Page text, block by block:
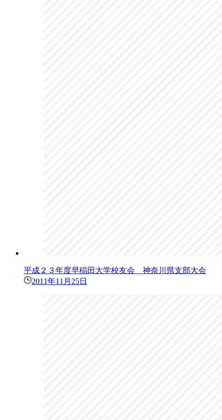
平成２３年度早稲田大学校友会 神奈川県支部大会
2011年11月25日